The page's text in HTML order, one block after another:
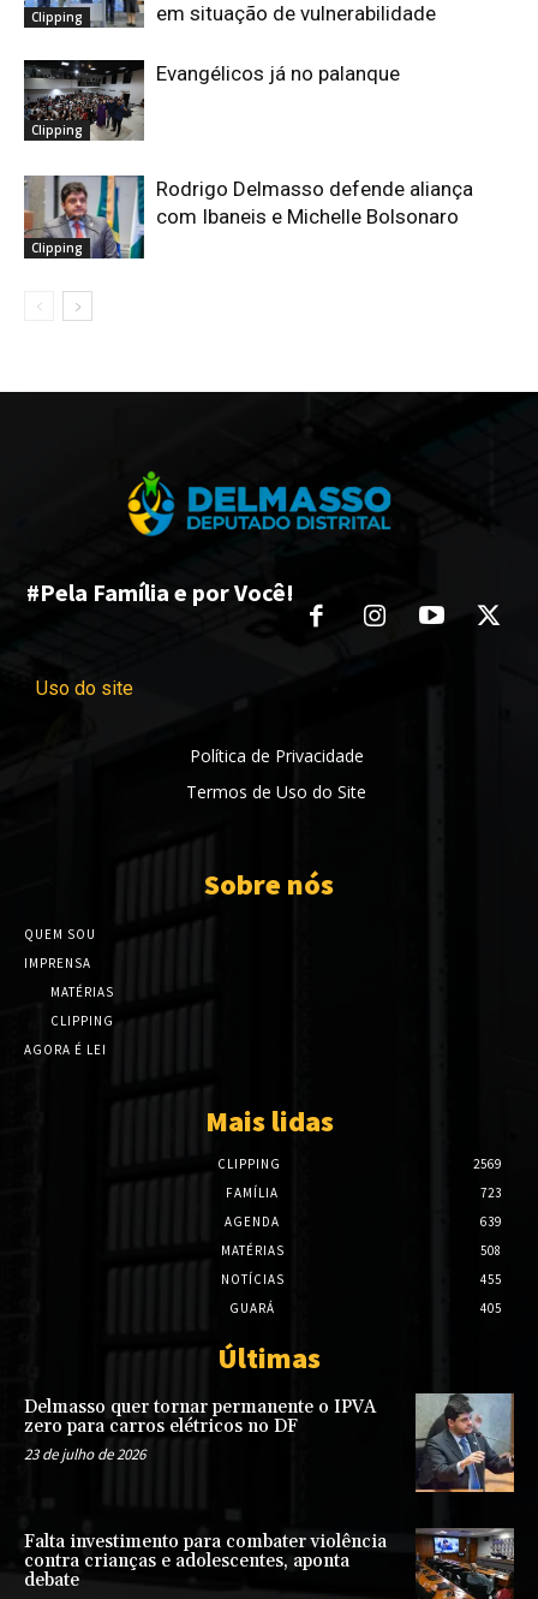
Clipping
em situação de vulnerabilidade
Clipping
Evangélicos já no palanque
Clipping
Rodrigo Delmasso defende aliança
com Ibaneis e Michelle Bolsonaro
#Pela Família e por Você!
Uso do site
Política de Privacidade
Termos de Uso do Site
Sobre nós
QUEM SOU
IMPRENSA
MATÉRIAS
CLIPPING
AGORA É LEI
Mais lidas
CLIPPING
2569
FAMÍLIA
723
AGENDA
639
MATÉRIAS
508
NOTÍCIAS
455
GUARÁ
405
Últimas
Delmasso quer tornar permanente o IPVA
zero para carros elétricos no DF
23 de julho de 2026
Falta investimento para combater violência
contra crianças e adolescentes, aponta
debate